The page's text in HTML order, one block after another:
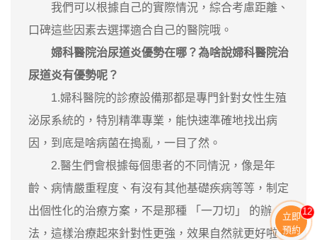
我們可以根據自己的實際情況，綜合考慮距離、
口碑這些因素去選擇適合自己的醫院哦。
婦科醫院治尿道炎優勢在哪？為啥說婦科醫院治
尿道炎有優勢呢？
1.婦科醫院的診療設備那都是專門針對女性生殖
泌尿系統的，特別精準專業，能快速準確地找出病
因，到底是啥病菌在搗亂，一目了然。
2.醫生們會根據每個患者的不同情況，像是年
齡、病情嚴重程度、有沒有其他基礎疾病等等，制定
出個性化的治療方案，不是那種 「一刀切」 的辦
法，這樣治療起來針對性更強，效果自然就更好啦。
立即
預約
13